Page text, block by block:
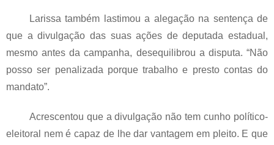
Larissa também lastimou a alegação na sentença de
que a divulgação das suas ações de deputada estadual,
mesmo antes da campanha, desequilibrou a disputa. “Não
posso ser penalizada porque trabalho e presto contas do
mandato”.
Acrescentou que a divulgação não tem cunho político-
eleitoral nem é capaz de lhe dar vantagem em pleito. E que